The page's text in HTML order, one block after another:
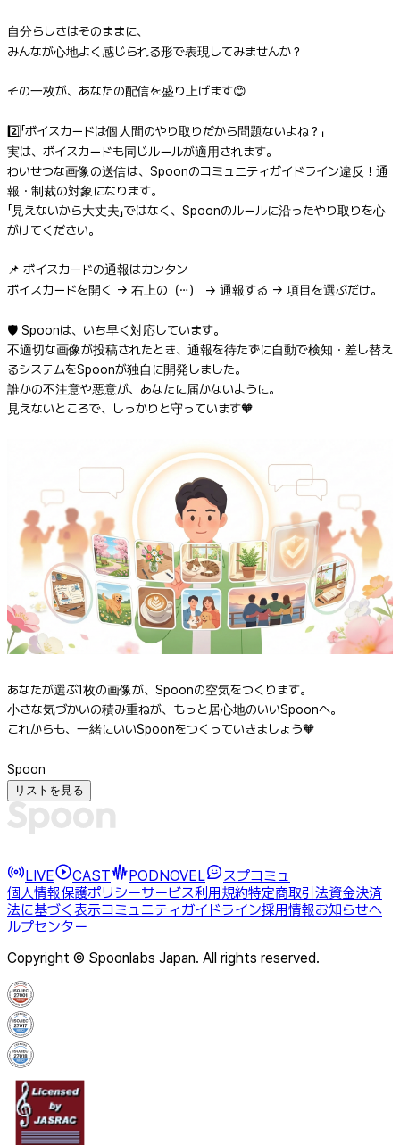
自分らしさはそのままに、
みんなが心地よく感じられる形で表現してみませんか？
その一枚が、あなたの配信を盛り上げます😊
2️⃣「ボイスカードは個人間のやり取りだから問題ないよね？」
実は、ボイスカードも同じルールが適用されます。
わいせつな画像の送信は、Spoonのコミュニティガイドライン違反！通
報・制裁の対象になります。
「見えないから大丈夫」ではなく、Spoonのルールに沿ったやり取りを心
がけてください。
📌 ボイスカードの通報はカンタン
ボイスカードを開く → 右上の（⋯） → 通報する → 項目を選ぶだけ。
🛡️ Spoonは、いち早く対応しています。
不適切な画像が投稿されたとき、通報を待たずに自動で検知・差し替え
るシステムをSpoonが独自に開発しました。
誰かの不注意や悪意が、あなたに届かないように。
見えないところで、しっかりと守っています🧡
あなたが選ぶ1枚の画像が、Spoonの空気をつくります。
小さな気づかいの積み重ねが、もっと居心地のいいSpoonへ。
これからも、一緒にいいSpoonをつくっていきましょう🧡
Spoon
リストを見る
LIVE CAST PODNOVEL
スプコミュ
個人情報保護ポリシーサービス利用規約特定商取引法資金決済
法に基づく表示コミュニティガイドライン採用情報お知らせヘ
ルプセンター
Copyright © Spoonlabs Japan. All rights reserved.